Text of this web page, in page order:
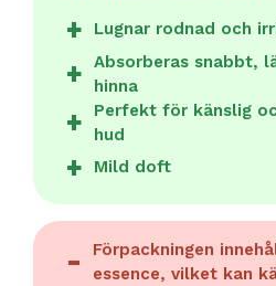
Lugnar rodnad och
Absorberas snabbt,
hinna
Perfekt för känslig
hud
Mild doft
Förpackningen
essence, vilket kan